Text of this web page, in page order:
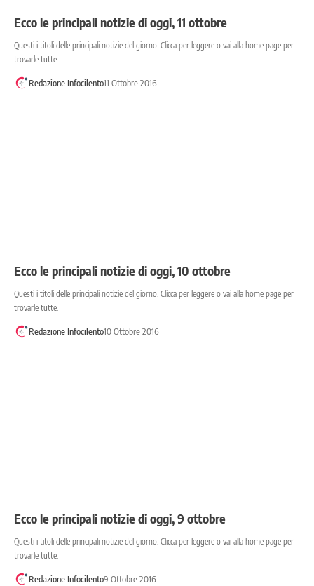
Ecco le principali notizie di oggi, 11 ottobre
Questi i titoli delle principali notizie del giorno. Clicca per leggere o vai alla home page per
trovarle tutte.
Redazione Infocilento11 Ottobre 2016
Ecco le principali notizie di oggi, 10 ottobre
Questi i titoli delle principali notizie del giorno. Clicca per leggere o vai alla home page per
trovarle tutte.
Redazione Infocilento10 Ottobre 2016
Ecco le principali notizie di oggi, 9 ottobre
Questi i titoli delle principali notizie del giorno. Clicca per leggere o vai alla home page per
trovarle tutte.
Redazione Infocilento9 Ottobre 2016